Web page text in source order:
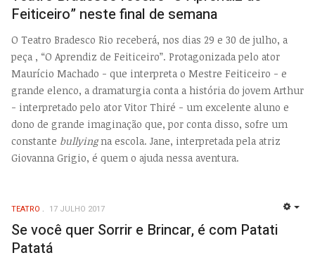
Feiticeiro” neste final de semana
O Teatro Bradesco Rio receberá, nos dias 29 e 30 de julho, a
peça , “O Aprendiz de Feiticeiro”. Protagonizada pelo ator
Maurício Machado - que interpreta o Mestre Feiticeiro - e
grande elenco, a dramaturgia conta a história do jovem Arthur
- interpretado pelo ator Vitor Thiré - um excelente aluno e
dono de grande imaginação que, por conta disso, sofre um
constante bullyingna escola. Jane, interpretada pela atriz
Giovanna Grigio, é quem o ajuda nessa aventura.
TEATRO 17 JULHO 2017
Se você quer Sorrir e Brincar, é com Patati
Patatá